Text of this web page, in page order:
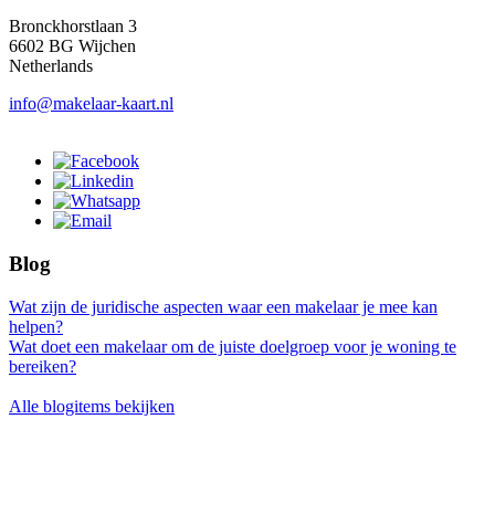
Bronckhorstlaan 3
6602 BG Wijchen
Netherlands
info@makelaar-kaart.nl
Blog
Wat zijn de juridische aspecten waar een makelaar je mee kan
helpen?
Wat doet een makelaar om de juiste doelgroep voor je woning te
bereiken?
Alle blogitems bekijken